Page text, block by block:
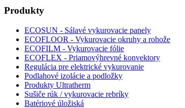
Produkty
ECOSUN - Sálavé vykurovacie panely
ECOFLOOR - Vykurovacie okruhy a rohože
ECOFILM - Vykurovacie fólie
ECOFLEX - Priamovýhrevné konvektory
Regulácia pre elektrické vykurovanie
Podlahové izolácie a podložky
Produkty Ultratherm
Sušiče rúk / vykurovacie rebríky
Batériové úložiská